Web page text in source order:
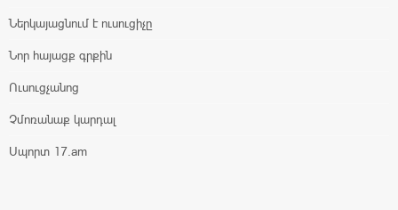
Ներկայացնում է ուսուցիչը
Նոր հայացք գրքին
Ուսուցչանոց
Չմոռանաք կարդալ
Սպորտ 17.am